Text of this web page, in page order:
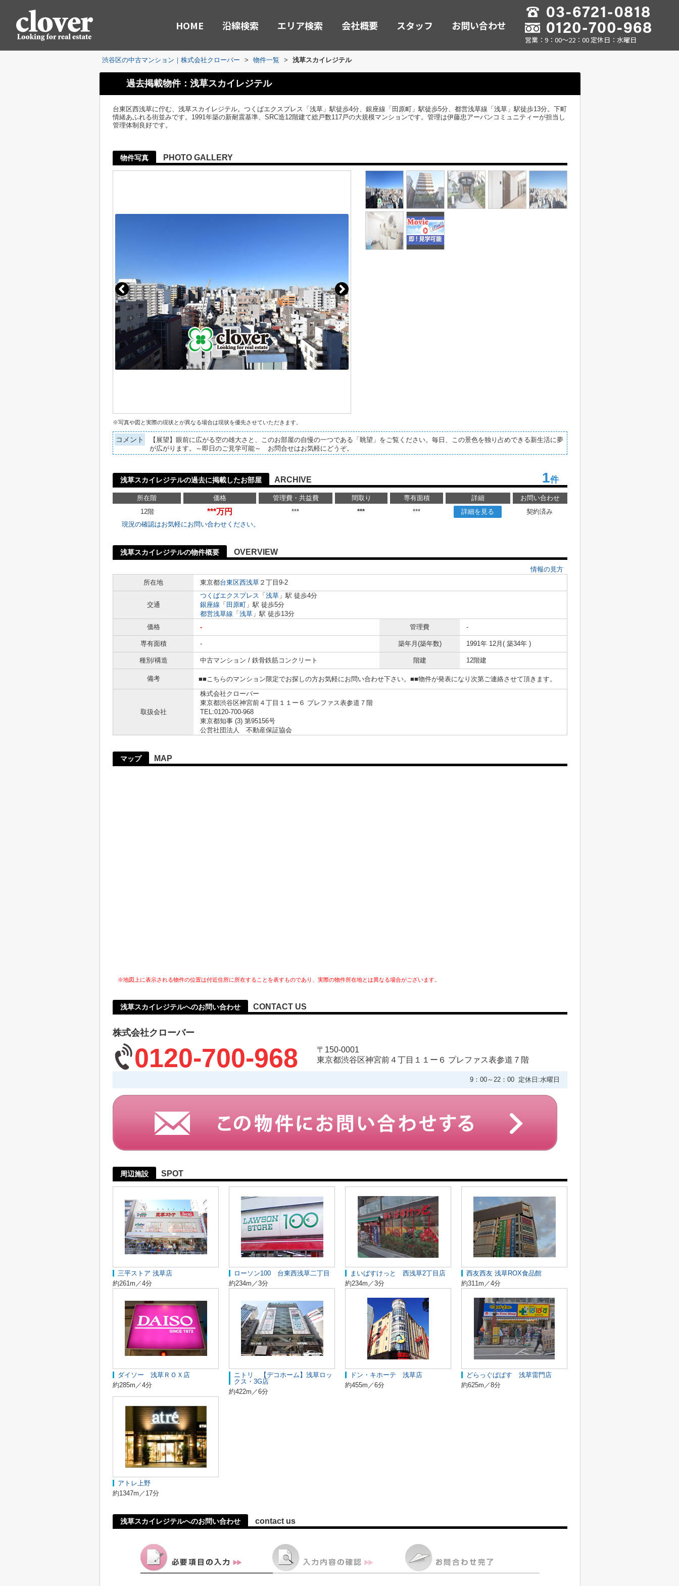
HOME 沿線検索 エリア検索 会社概要 スタッフ お問い合わせ
営業：9：00～22：00 定休日：水曜日
渋谷区の中古マンション｜株式会社クローバー > 物件一覧 > 浅草スカイレジテル
過去掲載物件：浅草スカイレジテル
台東区西浅草に佇む、浅草スカイレジテル。つくばエクスプレス「浅草」駅徒歩4分、銀座線「田原町」駅徒歩5分、都営浅草線「浅草」駅徒歩13分。下町
情緒あふれる街並みです。1991年築の新耐震基準、SRC造12階建て総戸数117戸の大規模マンションです。管理は伊藤忠アーバンコミュニティーが担当し
管理体制良好です。
物件写真 PHOTO GALLERY
※写真や図と実際の現状とが異なる場合は現状を優先させていただきます。
コメント
【展望】眼前に広がる空の雄大さと、このお部屋の自慢の一つである「眺望」をご覧ください。毎日、この景色を独り占めできる新生活に夢
が広がります。～即日のご見学可能～ お問合せはお気軽にどうぞ。
浅草スカイレジテルの過去に掲載したお部屋 ARCHIVE 1件
所在階 価格 管理費・共益費 間取り 専有面積 詳細
お問い合わせ
12階
***万円 *** *** *** 詳細を見る
契約済み
現況の確認はお気軽にお問い合わせください。
浅草スカイレジテルの物件概要 OVERVIEW
情報の見方
所在地
東京都台東区西浅草 ２丁目9-2
交通
つくばエクスプレス 「 浅草 」駅 徒歩4分
銀座線 「 田原町 」駅 徒歩5分
都営浅草線 「 浅草 」駅 徒歩13分
価格
- 管理費 -
専有面積 - 築年月(築年数) 1991年 12月( 築34年 )
種別/構造 中古マンション / 鉄骨鉄筋コンクリート 階建 12階建
備考 ■■こちらのマンション限定でお探しの方お気軽にお問い合わせ下さい。■■物件が発表になり次第ご連絡させて頂きます。
取扱会社
株式会社クローバー
東京都渋谷区神宮前４丁目１１ー６ プレファス表参道７階
TEL:0120-700-968
東京都知事 (3) 第95156号
公営社団法人 不動産保証協会
マップ MAP
※地図上に表示される物件の位置は付近住所に所在することを表すものであり、実際の物件所在地とは異なる場合がございます。
浅草スカイレジテルへのお問い合わせ CONTACT US
株式会社クローバー
0120-700-968
〒150-0001
東京都渋谷区神宮前４丁目１１ー６ プレファス表参道７階
9：00～22：00 定休日:水曜日
周辺施設 SPOT
三平ストア 浅草店
約261m／4分
ローソン100 台東西浅草二丁目
約234m／3分
まいばすけっと 西浅草2丁目店
約234m／3分
西友西友 浅草ROX食品館
約311m／4分
ダイソー 浅草ＲＯＸ店
約285m／4分
ニトリ 【デコホーム】浅草ロッ
クス・3G店
約422m／6分
ドン・キホーテ 浅草店
約455m／6分
どらっぐぱぱす 浅草雷門店
約625m／8分
アトレ上野
約1347m／17分
浅草スカイレジテルへのお問い合わせ contact us